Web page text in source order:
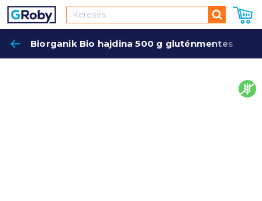
Keresés
Biorganik Bio hajdina 500 g gluténmentes